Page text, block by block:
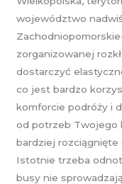
województwo
zorganizowanej
dostarczyć
co jest bardzo
komforcie podróży i
od potrzeb Twojego
bardziej rozciągnięte
Istotnie trzeba
busy nie